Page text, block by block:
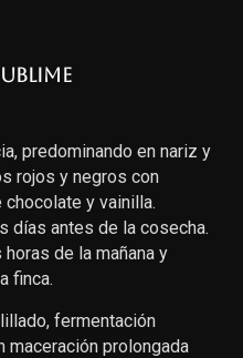
predominando en nariz y
rojos y negros con
y vainilla.
días antes de la cosecha.
de la mañana y
finca.
fermentación
maceración prolongada